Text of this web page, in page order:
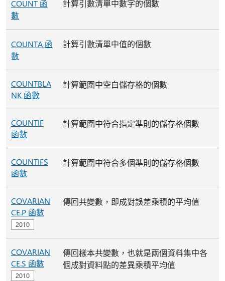
COUNT 函
數
計算引數清單中數字的個數
COUNTA 函
數
計算引數清單中值的個數
COUNTBLA
NK 函數
計算範圍中空白儲存格的個數
COUNTIF
函數
計算範圍中符合指定準則的儲存格個數
COUNTIFS
函數
計算範圍中符合多個準則的儲存格個數
COVARIAN
CE.P 函數
傳回共變數，即成對誤差乘積的平均值
COVARIAN
CE.S 函數
傳回樣本共變數，也就是兩個資料集中各
個成對資料點的差異乘積平均值